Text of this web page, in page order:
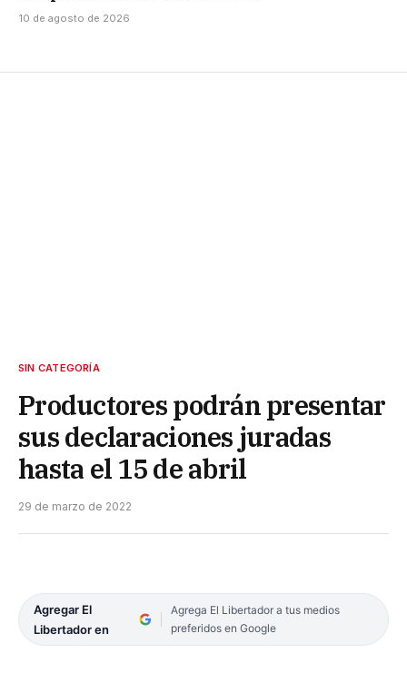
10 de agosto de 2026
SIN CATEGORÍA
Productores podrán presentar
sus declaraciones juradas
hasta el 15 de abril
29 de marzo de 2022
Agregar El
Libertador en
Agrega El Libertador a tus medios
preferidos en Google